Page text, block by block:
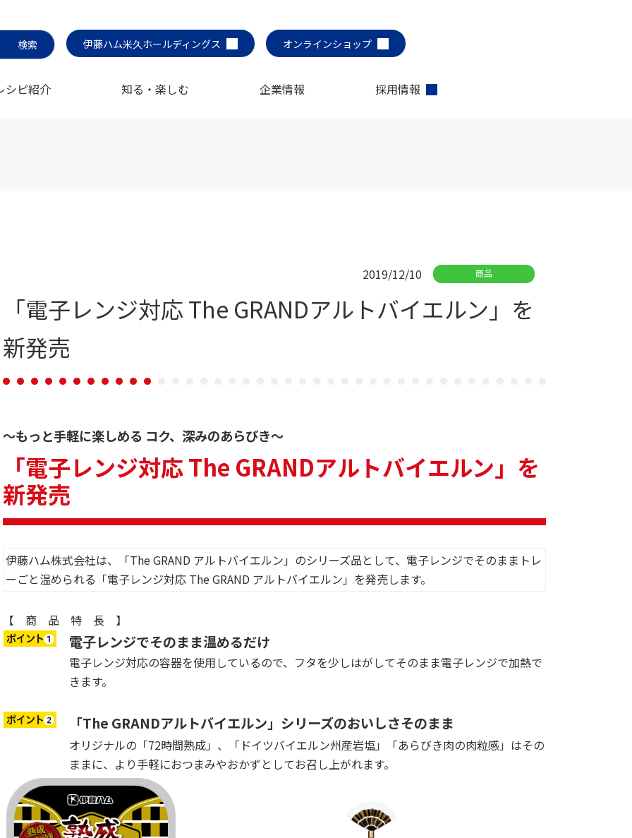
伊藤ハム米久ホールディングス
オンラインショップ
シピ紹介 知る・楽しむ 企業情報 採用情報
2019/12/10 商品
「電子レンジ対応 The GRANDアルトバイエルン」を
新発売
～もっと手軽に楽しめる コク、深みのあらびき～
「電子レンジ対応 The GRANDアルトバイエルン」を
新発売
伊藤ハム株式会社は、「The GRAND アルトバイエルン」のシリーズ品として、電子レンジでそのままトレ
ーごと温められる「電子レンジ対応 The GRAND アルトバイエルン」を発売します。
【 商 品 特 長 】
電子レンジでそのまま温めるだけ
電子レンジ対応の容器を使用しているので、フタを少しはがしてそのまま電子レンジで加熱で
きます。
「The GRANDアルトバイエルン」シリーズのおいしさそのまま
オリジナルの「72時間熟成」、「ドイツバイエルン州産岩塩」「あらびき肉の肉粒感」はその
ままに、より手軽におつまみやおかずとしてお召し上がれます。